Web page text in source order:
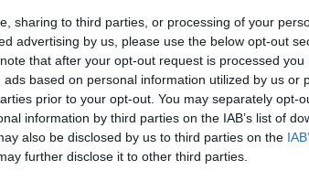
sharing to third parties, or processing of your
advertising by us, please use the below opt-out
that after your opt-out request is processed you
based on personal information utilized by us or
prior to your opt-out. You may separately opt-
information by third parties on the IAB’s list of
also be disclosed by us to third parties on the
further disclose it to other third parties.